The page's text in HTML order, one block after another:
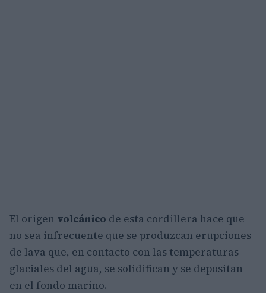
El origen volcánico de esta cordillera hace que
no sea infrecuente que se produzcan erupciones
de lava que, en contacto con las temperaturas
glaciales del agua, se solidifican y se depositan
en el fondo marino.